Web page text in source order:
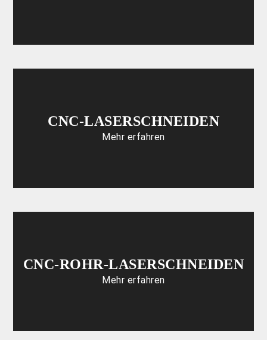
CNC-LASERSCHNEIDEN
Mehr erfahren
CNC-ROHR-LASERSCHNEIDEN
Mehr erfahren